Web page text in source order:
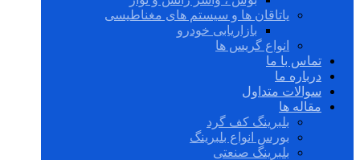
یاتاقان ها و سیستم های مغناطیسی
بازاریابی خودرو
انواع گریس ها
تماس با ما
درباره ما
سوالات متداول
مقاله ها
بلبرینگ کف گرد
بورس انواع بلبرینگ
بلبرینگ صنعتی